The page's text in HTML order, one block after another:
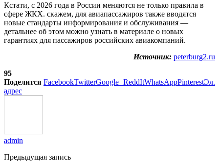
Кстати, с 2026 года в России меняются не только правила в
сфере ЖКХ. скажем, для авиапассажиров также вводятся
новые стандарты информирования и обслуживания —
детальнее об этом можно узнать в материале о новых
гарантиях для пассажиров российских авиакомпаний.
Источник: peterburg2.ru
95
Поделится FacebookTwitterGoogle+ReddItWhatsAppPinterestЭл.
адрес
admin
Предыдущая запись